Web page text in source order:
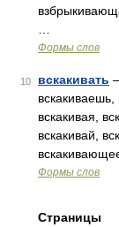
Формы слов
10 вскакивать
вскакиваешь,
вскакивая,
вскакивай,
Формы слов
Страницы